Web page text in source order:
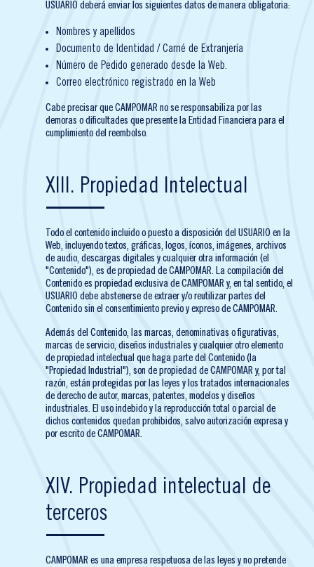
USUARIO deberá enviar los siguientes datos de manera obligatoria:
Nombres y apellidos
Documento de Identidad / Carné de Extranjería
Número de Pedido generado desde la Web.
Correo electrónico registrado en la Web
Cabe precisar que CAMPOMAR no se responsabiliza por las
demoras o dificultades que presente la Entidad Financiera para el
cumplimiento del reembolso.
XIII. Propiedad Intelectual
Todo el contenido incluido o puesto a disposición del USUARIO en la
Web, incluyendo textos, gráficas, logos, íconos, imágenes, archivos
de audio, descargas digitales y cualquier otra información (el
"Contenido"), es de propiedad de CAMPOMAR. La compilación del
Contenido es propiedad exclusiva de CAMPOMAR y, en tal sentido, el
USUARIO debe abstenerse de extraer y/o reutilizar partes del
Contenido sin el consentimiento previo y expreso de CAMPOMAR.
Además del Contenido, las marcas, denominativas o figurativas,
marcas de servicio, diseños industriales y cualquier otro elemento
de propiedad intelectual que haga parte del Contenido (la
"Propiedad Industrial"), son de propiedad de CAMPOMAR y, por tal
razón, están protegidas por las leyes y los tratados internacionales
de derecho de autor, marcas, patentes, modelos y diseños
industriales. El uso indebido y la reproducción total o parcial de
dichos contenidos quedan prohibidos, salvo autorización expresa y
por escrito de CAMPOMAR.
XIV. Propiedad intelectual de
terceros
CAMPOMAR es una empresa respetuosa de las leyes y no pretende